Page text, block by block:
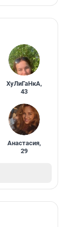
ХуЛиГаНкА,
43
Анастасия,
29